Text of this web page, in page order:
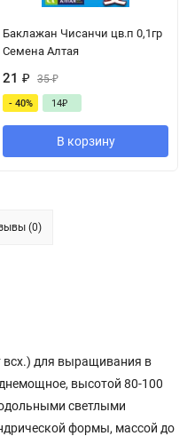
Баклажан Чисанчи цв.п 0,1гр
Семена Алтая
21 ₽ 35₽
- 40% 14₽
В корзину
(0)
всх.) для выращивания в
высотой 80-100
светлыми
формы, массой до